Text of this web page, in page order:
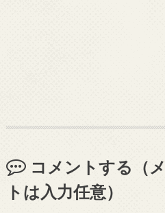
コメントする（
トは入力任意）